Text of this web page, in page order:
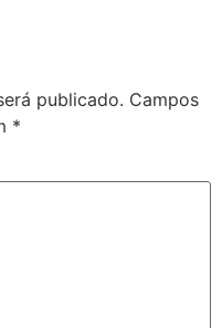
publicado. Campos
*